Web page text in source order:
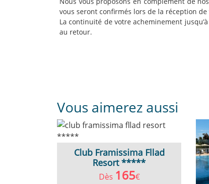
vous seront confirmés lors de la réception de
La continuité de votre acheminement
au retour.
Vous aimerez aussi
Club Framissima Fllad
Resort *****
Dès 165€